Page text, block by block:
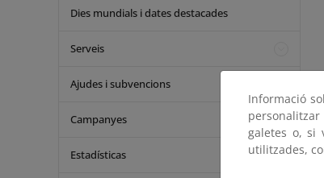
Dies mundials i dates destacades
Serveis
Ajudes i subvencions
Campanyes
Estadísticas
5230
Informació
galetes o, si
utilitzades,